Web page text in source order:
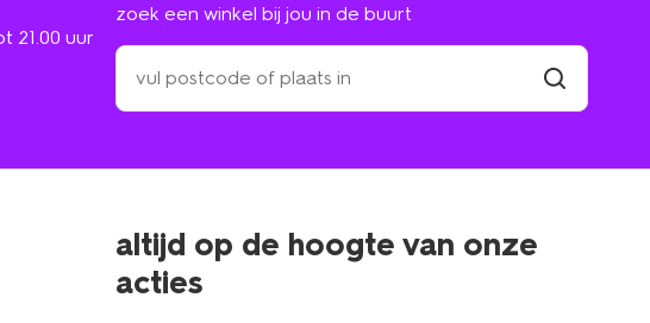
21.00 uur
zoek een winkel bij jou in de buurt
zoek
een
winkel
in
altijd op de hoogte van onze
acties